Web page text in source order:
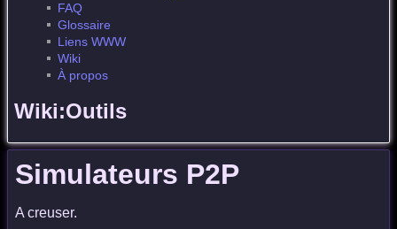
FAQ
Glossaire
Liens WWW
Wiki
À propos
Wiki:Outils
Simulateurs P2P
A creuser.